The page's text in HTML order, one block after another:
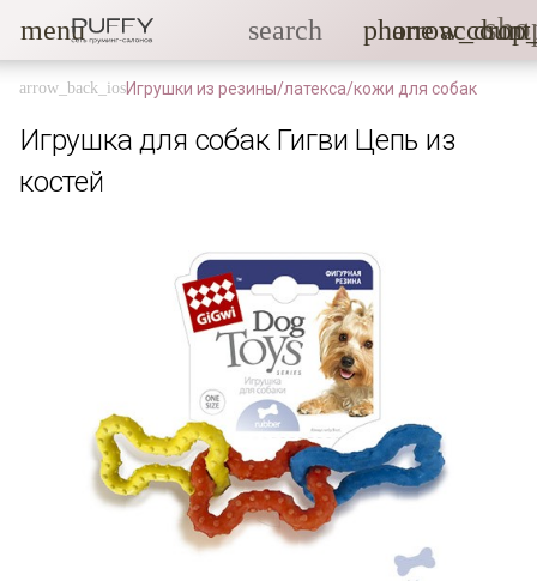
menu search phone
Игрушки из резины/латекса/кожи для собак
Игрушка для собак Гигви Цепь из
костей